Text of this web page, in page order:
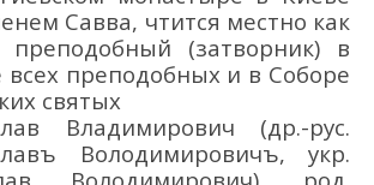
Савва, чтится местно как
преподобный
(затворник) в
всех преподобных и в Соборе
святых
Владимирович (др.-рус.
Володимировичъ, укр.